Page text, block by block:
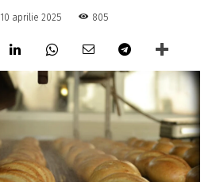
10 aprilie 2025 805